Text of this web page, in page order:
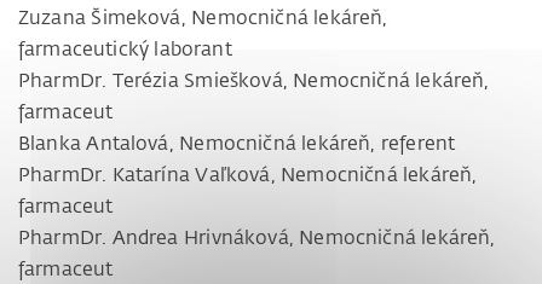
Zuzana Šimeková, Nemocničná lekáreň,
farmaceutický laborant
PharmDr. Terézia Smiešková, Nemocničná lekáreň,
farmaceut
Blanka Antalová, Nemocničná lekáreň, referent
PharmDr. Katarína Vaľková, Nemocničná lekáreň,
farmaceut
PharmDr. Andrea Hrivnáková, Nemocničná lekáreň,
farmaceut